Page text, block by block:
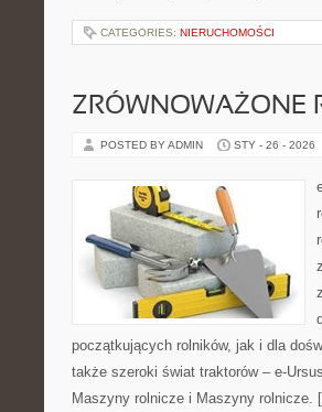
CATEGORIES: NIERUCHOMOŚCI
ZRÓWNOWAŻONE
POSTED BY ADMIN STY - 26 - 2026
początkujących rolników, jak i dla
także szeroki świat traktorów – e-
Maszyny rolnicze i Maszyny rolnicze.